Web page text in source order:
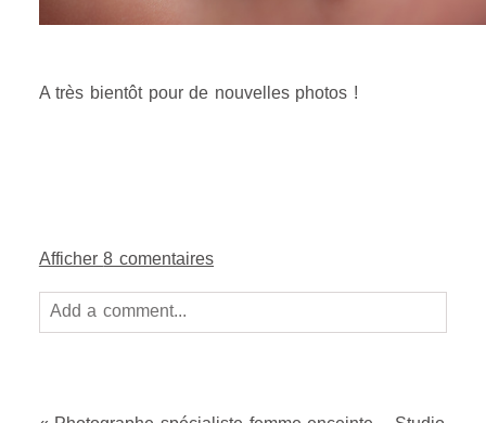
A très bientôt pour de nouvelles photos !
Afficher8 comentaires
Add a comment...